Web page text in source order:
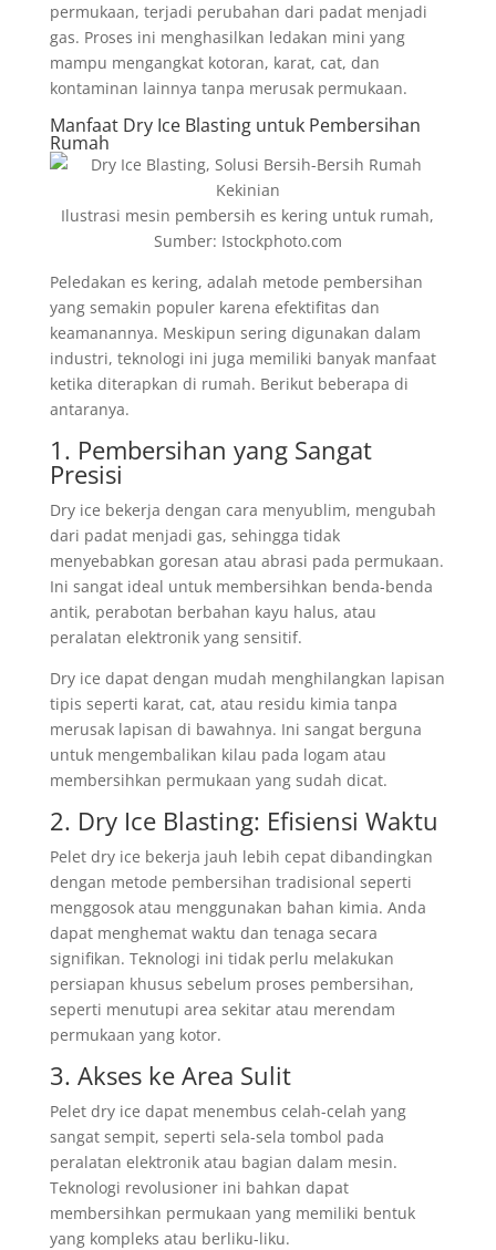
permukaan, terjadi perubahan dari padat menjadi
gas. Proses ini menghasilkan ledakan mini yang
mampu mengangkat kotoran, karat, cat, dan
kontaminan lainnya tanpa merusak permukaan.
Manfaat Dry Ice Blasting untuk Pembersihan
Rumah
Ilustrasi mesin pembersih es kering untuk rumah,
Sumber: Istockphoto.com
Peledakan es kering, adalah metode pembersihan
yang semakin populer karena efektifitas dan
keamanannya. Meskipun sering digunakan dalam
industri, teknologi ini juga memiliki banyak manfaat
ketika diterapkan di rumah. Berikut beberapa di
antaranya.
1. Pembersihan yang Sangat
Presisi
Dry ice bekerja dengan cara menyublim, mengubah
dari padat menjadi gas, sehingga tidak
menyebabkan goresan atau abrasi pada permukaan.
Ini sangat ideal untuk membersihkan benda-benda
antik, perabotan berbahan kayu halus, atau
peralatan elektronik yang sensitif.
Dry ice dapat dengan mudah menghilangkan lapisan
tipis seperti karat, cat, atau residu kimia tanpa
merusak lapisan di bawahnya. Ini sangat berguna
untuk mengembalikan kilau pada logam atau
membersihkan permukaan yang sudah dicat.
2. Dry Ice Blasting: Efisiensi Waktu
Pelet dry ice bekerja jauh lebih cepat dibandingkan
dengan metode pembersihan tradisional seperti
menggosok atau menggunakan bahan kimia. Anda
dapat menghemat waktu dan tenaga secara
signifikan. Teknologi ini tidak perlu melakukan
persiapan khusus sebelum proses pembersihan,
seperti menutupi area sekitar atau merendam
permukaan yang kotor.
3. Akses ke Area Sulit
Pelet dry ice dapat menembus celah-celah yang
sangat sempit, seperti sela-sela tombol pada
peralatan elektronik atau bagian dalam mesin.
Teknologi revolusioner ini bahkan dapat
membersihkan permukaan yang memiliki bentuk
yang kompleks atau berliku-liku.